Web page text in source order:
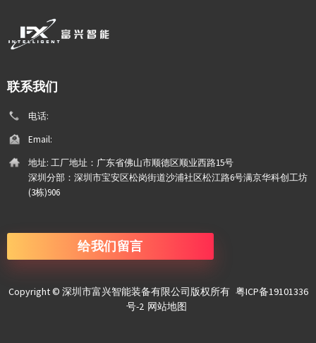
联系我们
电话:
Email:
地址: 工厂地址：广东省佛山市顺德区顺业西路15号
深圳分部：深圳市宝安区松岗街道沙浦社区松江路6号满京华科创工坊
(3栋)906
给我们留言
Copyright © 深圳市富兴智能装备有限公司版权所有 粤ICP备19101336
号-2 网站地图